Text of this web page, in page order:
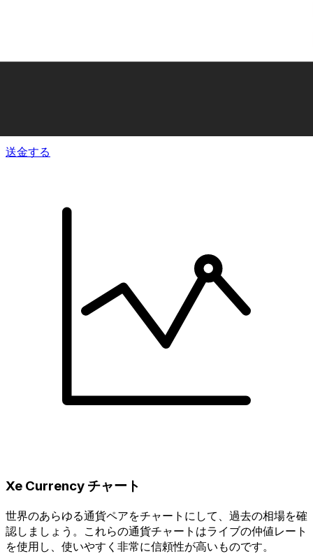
Xe 国際送金
送金する
Xe Currency チャート
世界のあらゆる通貨ペアをチャートにして、過去の相場を確
認しましょう。これらの通貨チャートはライブの仲値レート
を使用し、使いやすく非常に信頼性が高いものです。